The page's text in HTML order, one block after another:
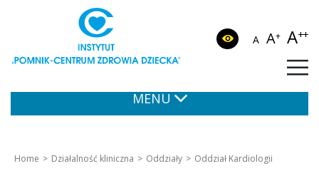
A A+ A++
MENU
Home Działalność kliniczna Oddziały Oddział Kardiologii